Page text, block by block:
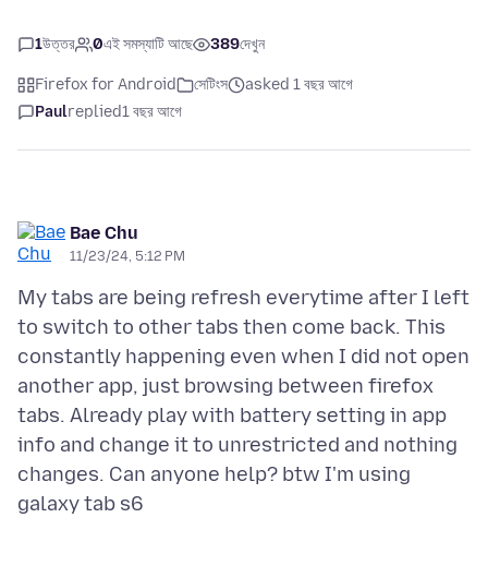
1উত্তর 0এই সমস্যাটি আছে 389দেখুন
Firefox for Android সেটিংস
asked 1 বছর আগে
Paulreplied1 বছর আগে
Bae Chu
11/23/24, 5:12 PM
My tabs are being refresh everytime after I left
to switch to other tabs then come back. This
constantly happening even when I did not open
another app, just browsing between firefox
tabs. Already play with battery setting in app
info and change it to unrestricted and nothing
changes. Can anyone help? btw I'm using